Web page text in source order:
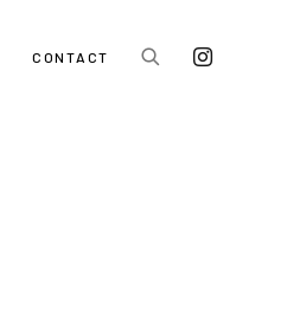
CONTACT